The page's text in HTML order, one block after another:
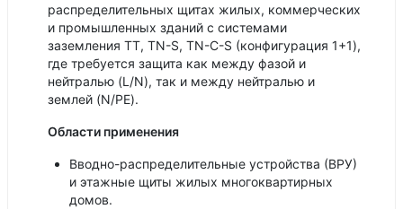
распределительных щитах жилых, коммерческих
и промышленных зданий с системами
заземления TT, TN-S, TN-C-S (конфигурация 1+1),
где требуется защита как между фазой и
нейтралью (L/N), так и между нейтралью и
землей (N/PE).
Области применения
Вводно-распределительные устройства (ВРУ)
и этажные щиты жилых многоквартирных
домов.